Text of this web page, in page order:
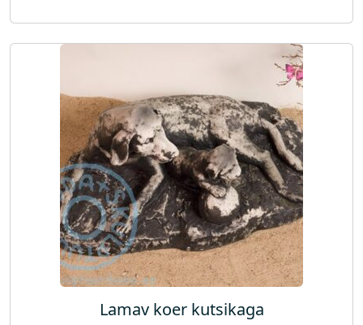
Lamav koer kutsikaga